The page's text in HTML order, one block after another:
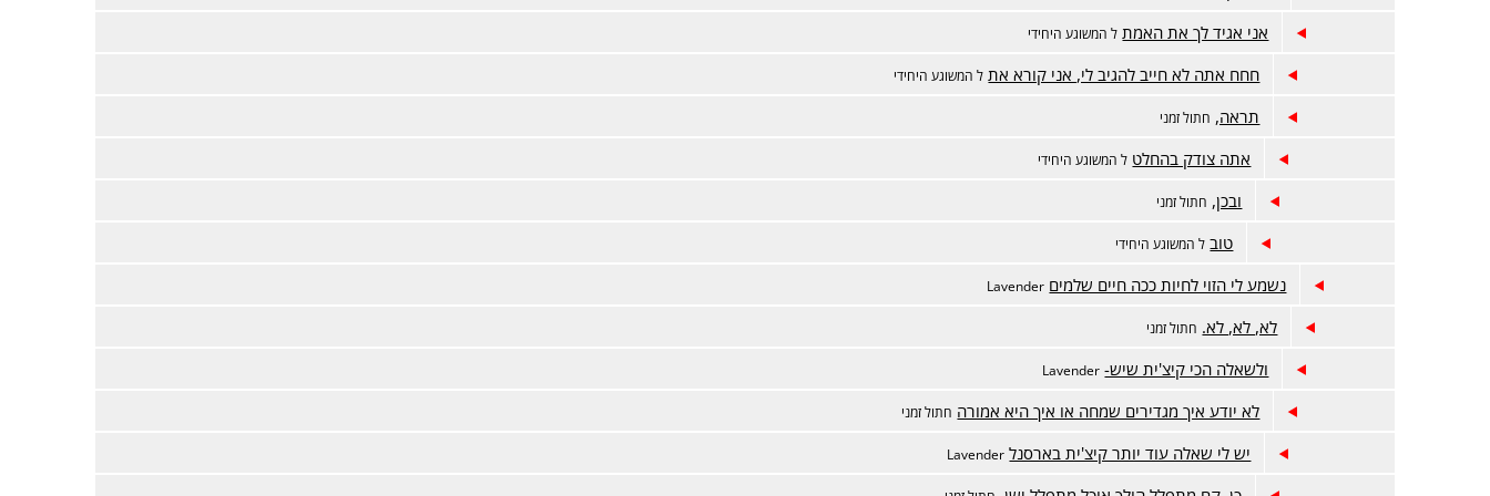
אני אגיד לך את האמת ל המשוגע היחידי
חחח אתה לא חייב להגיב לי, אני קורא את ל המשוגע היחידי
תראה, חתול זמני
אתה צודק בהחלט ל המשוגע היחידי
ובכן, חתול זמני
טוב ל המשוגע היחידי
נשמע לי הזוי לחיות ככה חיים שלמים Lavender
לא, לא, לא. חתול זמני
ולשאלה הכי קיצ'ית שיש- Lavender
לא יודע איך מגדירים שמחה או איך היא אמורה חתול זמני
יש לי שאלה עוד יותר קיצ'ית בארסנל Lavender